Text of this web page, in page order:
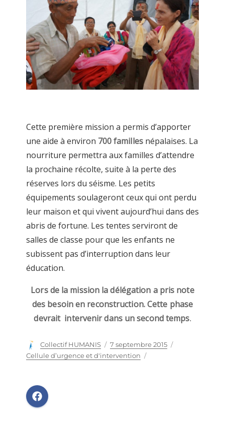
Cette première mission a permis d’apporter
une aide à environ 700 famillesnépalaises. La
nourriture permettra aux familles d’attendre
la prochaine récolte, suite à la perte des
réserves lors du séisme. Les petits
équipements soulageront ceux qui ont perdu
leur maison et qui vivent aujourd’hui dans des
abris de fortune. Les tentes serviront de
salles de classe pour que les enfants ne
subissent pas d’interruption dans leur
éducation.
Lors de la mission la délégation a pris note
des besoin en reconstruction. Cette phase
devrait intervenir dans un second temps.
Auteur
Collectif HUMANIS
Publié
le
7 septembre 2015
Cellule d’urgence et d'intervention